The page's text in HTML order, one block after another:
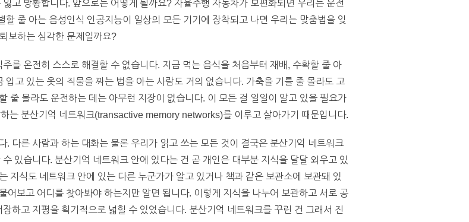
고 방황합니다. 앞으로는 어떻게 될까요? 자율주행 자동차가 보편화되면 우리는 운전
줄 아는 음성인식 인공지능이 일상의 모든 기기에 장착되고 나면 우리는 맞춤법을 잊
보하는 심각한 문제일까요?
를 온전히 스스로 해결할 수 없습니다. 지금 먹는 음식을 처음부터 재배, 수확할 줄 아
고 있는 옷의 직물을 짜는 법을 아는 사람도 거의 없습니다. 가축을 기를 줄 몰라도 고
줄 몰라도 운전하는 데는 아무런 지장이 없습니다. 이 모든 걸 일일이 알고 있을 필요가
는 분산기억 네트워크(transactive memory networks)를 이루고 살아가기 때문입니다.
. 다른 사람과 하는 대화는 물론 우리가 읽고 쓰는 모든 것이 결국은 분산기억 네트워크
있습니다. 분산기억 네트워크 안에 있다는 건 곧 개인은 대부분 지식을 달달 외우고 있
지식도 네트워크 안에 있는 다른 누군가가 알고 있거나 책과 같은 보관소에 보관돼 있
어보고 어디를 찾아봐야 하는지만 알면 됩니다. 이렇게 지식을 나누어 보관하고 서로 공
하고 지평을 획기적으로 넓힐 수 있었습니다. 분산기억 네트워크를 꾸린 건 그래서 진